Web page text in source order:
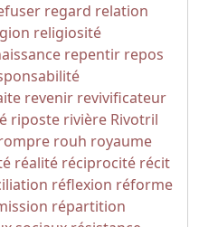
regard relation
religiosité
repentir repos
revenir revivificateur
riposte rivière Rivotril
rouh royaume
réalité réciprocité récit
réflexion réforme
répartition